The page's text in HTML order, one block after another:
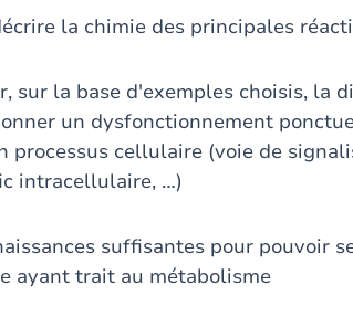
la chimie des principales
sur la base d'exemples choisis, la
un dysfonctionnement
processus cellulaire (voie de
intracellulaire, …)
suffisantes pour pouvoir
ayant trait au métabolisme